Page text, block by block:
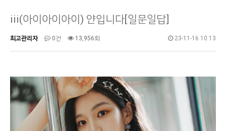
iii(아이아이아이) 얀입니다[일문일답]
최고관리자 0건 13,956회 23-11-16 10:13